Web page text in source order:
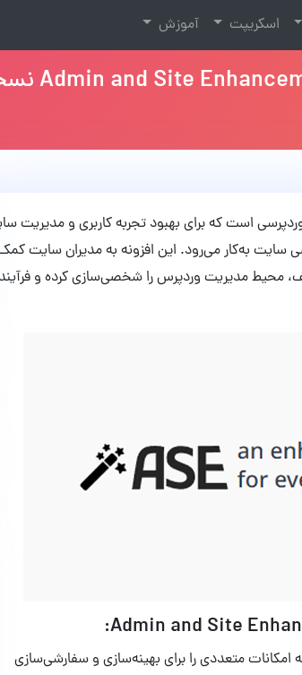
اسکریپت آموزش
است که برای بهبود تجربه کاربری و مدیریت
به‌کار می‌رود. این افزونه به مدیران سایت
محیط مدیریت وردپرس را شخصی‌سازی کرده و فرآیند
امکانات متعددی را برای بهینه‌سازی و سفارشی‌سازی